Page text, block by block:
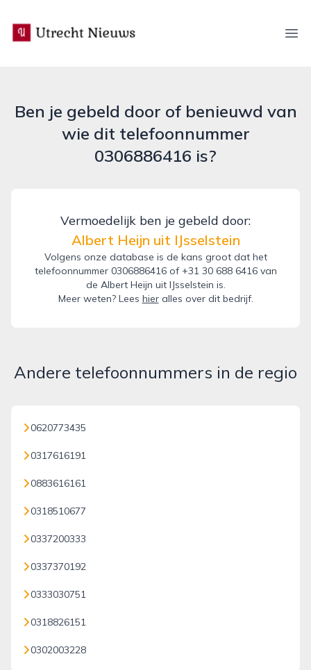
utrecht-nieuws.nl
Ben je gebeld door of benieuwd van
wie dit telefoonnummer
0306886416 is?
Vermoedelijk ben je gebeld door:
Albert Heijn uit IJsselstein
Volgens onze database is de kans groot dat het
telefoonnummer 0306886416 of +31 30 688 6416 van
de Albert Heijn uit IJsselstein is.
Meer weten? Lees hieralles over dit bedrijf.
Andere telefoonnummers in de regio
0620773435
0317616191
0883616161
0318510677
0337200333
0337370192
0333030751
0318826151
0302003228